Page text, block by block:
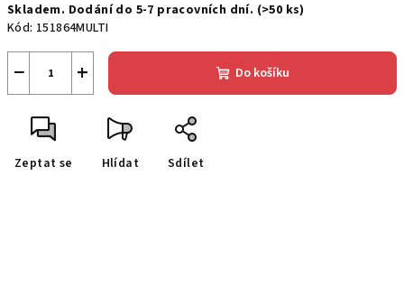
cena:
Skladem. Dodání do 5-7 pracovních dní. (>50 ks)
Kód: 151864MULTI
+
− Do košíku
Zeptat se Hlídat Sdílet